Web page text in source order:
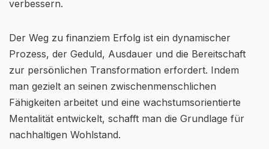
verbessern.
Der Weg zu finanziem Erfolg ist ein dynamischer
Prozess, der Geduld, Ausdauer und die Bereitschaft
zur persönlichen Transformation erfordert. Indem
man gezielt an seinen zwischenmenschlichen
Fähigkeiten arbeitet und eine wachstumsorientierte
Mentalität entwickelt, schafft man die Grundlage für
nachhaltigen Wohlstand.